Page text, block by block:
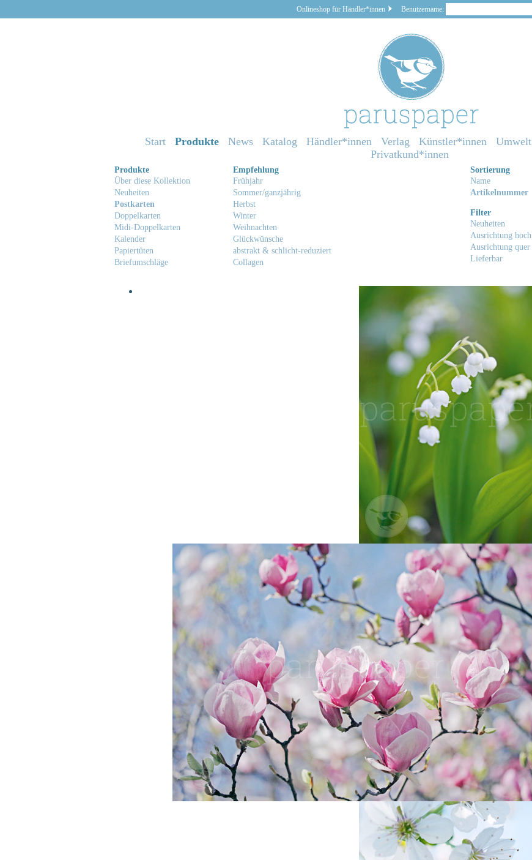
Onlineshop für Händler*innen Benutzername:
Start Produkte News Katalog Händler*innen Verlag Künstler*innen Umwelt
Privatkund*innen
Produkte
Über diese Kollektion
Neuheiten
Postkarten
Doppelkarten
Midi-Doppelkarten
Kalender
Papiertüten
Briefumschläge
Empfehlung
Frühjahr
Sommer/ganzjährig
Herbst
Winter
Weihnachten
Glückwünsche
abstrakt & schlicht-reduziert
Collagen
Sortierung
Name
Artikelnummer
Filter
Neuheiten
Ausrichtung hoch
Ausrichtung quer
Lieferbar